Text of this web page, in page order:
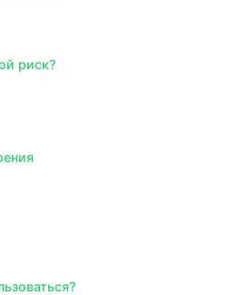
риск?